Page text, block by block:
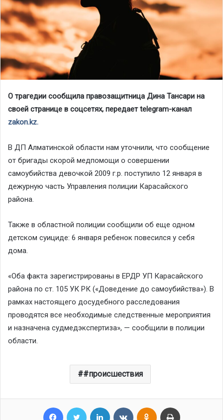
О трагедии сообщила правозащитница Дина Тансари на
своей странице в соцсетях, передает telegram-канал
zakon.kz.
В ДП Алматинской области нам уточнили, что сообщение
от бригады скорой медпомощи о совершении
самоубийства девочкой 2009 г.р. поступило 12 января в
дежурную часть Управления полиции Карасайского
района.
Также в областной полиции сообщили об еще одном
детском суициде: 6 января ребенок повесился у себя
дома.
«Оба факта зарегистрированы в ЕРДР УП Карасайского
района по ст. 105 УК РК («Доведение до самоубийства»). В
рамках настоящего досудебного расследования
проводятся все необходимые следственные мероприятия
и назначена судмедэкспертиза», — сообщили в полиции
области.
#происшествия
Facebook Twitter LinkedIn VKontakteOdnoklassniki